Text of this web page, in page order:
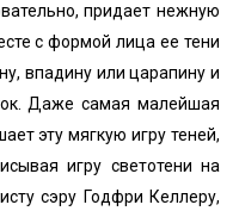
придает нежную
с формой лица ее тени
впадину или царапину и
Даже самая малейшая
эту мягкую игру теней,
игру светотени на
сэру Годфри Келлеру,